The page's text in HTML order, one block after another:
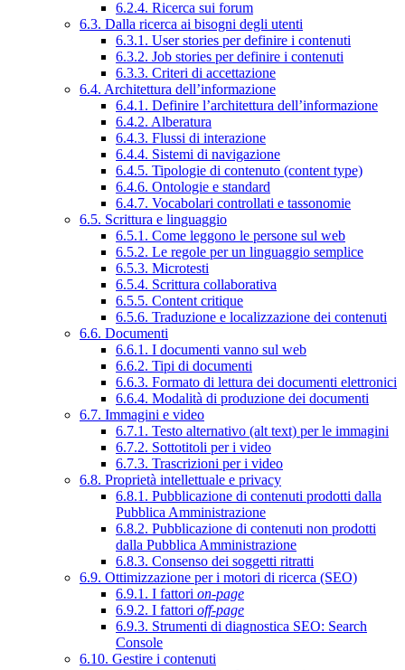
6.2.4. Ricerca sui forum
6.3. Dalla ricerca ai bisogni degli utenti
6.3.1. User stories per definire i contenuti
6.3.2. Job stories per definire i contenuti
6.3.3. Criteri di accettazione
6.4. Architettura dell’informazione
6.4.1. Definire l’architettura dell’informazione
6.4.2. Alberatura
6.4.3. Flussi di interazione
6.4.4. Sistemi di navigazione
6.4.5. Tipologie di contenuto (content type)
6.4.6. Ontologie e standard
6.4.7. Vocabolari controllati e tassonomie
6.5. Scrittura e linguaggio
6.5.1. Come leggono le persone sul web
6.5.2. Le regole per un linguaggio semplice
6.5.3. Microtesti
6.5.4. Scrittura collaborativa
6.5.5. Content critique
6.5.6. Traduzione e localizzazione dei contenuti
6.6. Documenti
6.6.1. I documenti vanno sul web
6.6.2. Tipi di documenti
6.6.3. Formato di lettura dei documenti elettronici
6.6.4. Modalità di produzione dei documenti
6.7. Immagini e video
6.7.1. Testo alternativo (alt text) per le immagini
6.7.2. Sottotitoli per i video
6.7.3. Trascrizioni per i video
6.8. Proprietà intellettuale e privacy
6.8.1. Pubblicazione di contenuti prodotti dalla
Pubblica Amministrazione
6.8.2. Pubblicazione di contenuti non prodotti
dalla Pubblica Amministrazione
6.8.3. Consenso dei soggetti ritratti
6.9. Ottimizzazione per i motori di ricerca (SEO)
6.9.1. I fattori on-page
6.9.2. I fattori off-page
6.9.3. Strumenti di diagnostica SEO: Search
Console
6.10. Gestire i contenuti